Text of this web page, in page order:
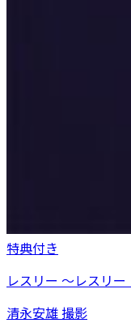
特典付き
レスリー ～レスリ
清永安雄 撮影